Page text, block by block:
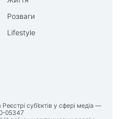
Розваги
Lifestyle
суб’єктів у сфері медіа —
05347